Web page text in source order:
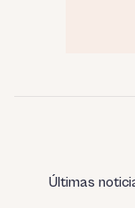
Últimas